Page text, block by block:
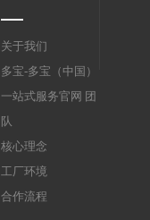
关于我们
多宝-多宝（中国）
一站式服务官网 团
队
核心理念
工厂环境
合作流程